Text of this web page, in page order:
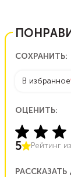
СОХРАНИТЬ:
В избранное
ОЦЕНИТЬ:
5 Рейтинг из
РАССКАЗАТЬ